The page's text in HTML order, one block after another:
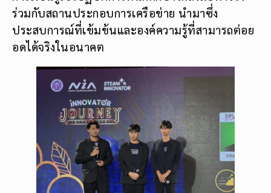
ร่วมกับสถานประกอบการเครือข่าย นำมาซึ่ง
ประสบการณ์ที่เข้มข้นและองค์ความรู้ที่สามารถต่อย
อดได้จริงในอนาคต